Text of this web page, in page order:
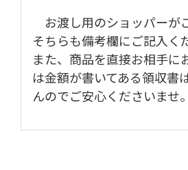
お渡し用のショッパーが
そちらも備考欄にご記入く
また、商品を直接お相手に
は金額が書いてある領収書
んのでご安心くださいませ。